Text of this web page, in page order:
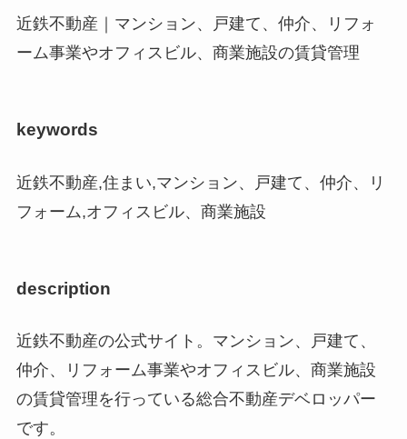
近鉄不動産｜マンション、戸建て、仲介、リフォ
ーム事業やオフィスビル、商業施設の賃貸管理
keywords
近鉄不動産,住まい,マンション、戸建て、仲介、リ
フォーム,オフィスビル、商業施設
description
近鉄不動産の公式サイト。マンション、戸建て、
仲介、リフォーム事業やオフィスビル、商業施設
の賃貸管理を行っている総合不動産デベロッパー
です。